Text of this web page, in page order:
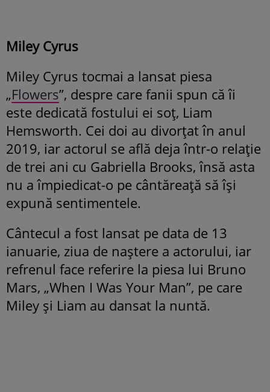
Miley Cyrus
Miley Cyrus tocmai a lansat piesa
„Flowers”, despre care fanii spun că îi
este dedicată fostului ei soț, Liam
Hemsworth. Cei doi au divorțat în anul
2019, iar actorul se află deja într-o relație
de trei ani cu Gabriella Brooks, însă asta
nu a împiedicat-o pe cântăreață să își
expună sentimentele.
Cântecul a fost lansat pe data de 13
ianuarie, ziua de naștere a actorului, iar
refrenul face referire la piesa lui Bruno
Mars, „When I Was Your Man”, pe care
Miley și Liam au dansat la nuntă.